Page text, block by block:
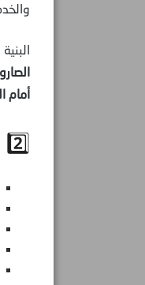
أمام
2️⃣ الهجمات المباشرة على المفاصل الحيوية